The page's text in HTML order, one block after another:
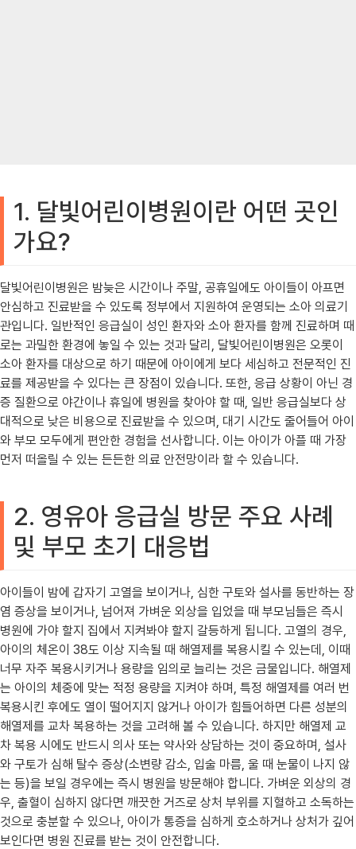
1. 달빛어린이병원이란 어떤 곳인
가요?
달빛어린이병원은 밤늦은 시간이나 주말, 공휴일에도 아이들이 아프면
안심하고 진료받을 수 있도록 정부에서 지원하여 운영되는 소아 의료기
관입니다. 일반적인 응급실이 성인 환자와 소아 환자를 함께 진료하며 때
로는 과밀한 환경에 놓일 수 있는 것과 달리, 달빛어린이병원은 오롯이
소아 환자를 대상으로 하기 때문에 아이에게 보다 세심하고 전문적인 진
료를 제공받을 수 있다는 큰 장점이 있습니다. 또한, 응급 상황이 아닌 경
증 질환으로 야간이나 휴일에 병원을 찾아야 할 때, 일반 응급실보다 상
대적으로 낮은 비용으로 진료받을 수 있으며, 대기 시간도 줄어들어 아이
와 부모 모두에게 편안한 경험을 선사합니다. 이는 아이가 아플 때 가장
먼저 떠올릴 수 있는 든든한 의료 안전망이라 할 수 있습니다.
2. 영유아 응급실 방문 주요 사례
및 부모 초기 대응법
아이들이 밤에 갑자기 고열을 보이거나, 심한 구토와 설사를 동반하는 장
염 증상을 보이거나, 넘어져 가벼운 외상을 입었을 때 부모님들은 즉시
병원에 가야 할지 집에서 지켜봐야 할지 갈등하게 됩니다. 고열의 경우,
아이의 체온이 38도 이상 지속될 때 해열제를 복용시킬 수 있는데, 이때
너무 자주 복용시키거나 용량을 임의로 늘리는 것은 금물입니다. 해열제
는 아이의 체중에 맞는 적정 용량을 지켜야 하며, 특정 해열제를 여러 번
복용시킨 후에도 열이 떨어지지 않거나 아이가 힘들어하면 다른 성분의
해열제를 교차 복용하는 것을 고려해 볼 수 있습니다. 하지만 해열제 교
차 복용 시에도 반드시 의사 또는 약사와 상담하는 것이 중요하며, 설사
와 구토가 심해 탈수 증상(소변량 감소, 입술 마름, 울 때 눈물이 나지 않
는 등)을 보일 경우에는 즉시 병원을 방문해야 합니다. 가벼운 외상의 경
우, 출혈이 심하지 않다면 깨끗한 거즈로 상처 부위를 지혈하고 소독하는
것으로 충분할 수 있으나, 아이가 통증을 심하게 호소하거나 상처가 깊어
보인다면 병원 진료를 받는 것이 안전합니다.